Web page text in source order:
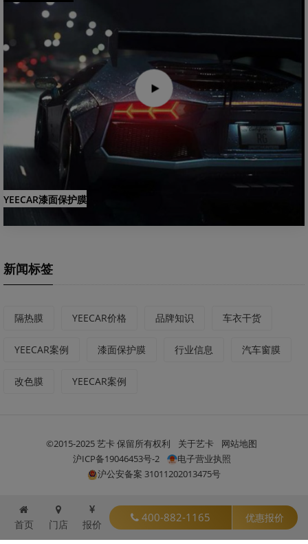
YEECAR漆面保护膜
新闻标签
隔热膜 YEECAR价格 品牌知识 车衣干货
YEECAR案例 漆面保护膜 行业信息 汽车窗膜
改色膜 YEECAR案例
©2015-2025 艺卡 保留所有权利 关于艺卡
网站地图
沪ICP备19046453号-2
电子营业执照
沪公安备案 31011202013475号
首页 门店 报价
400-882-1165 优惠报价